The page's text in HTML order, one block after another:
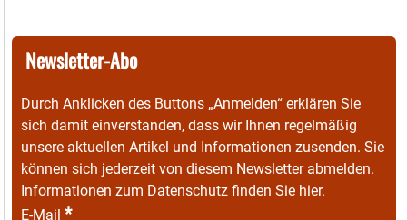
Newsletter-Abo
Durch Anklicken des Buttons „Anmelden“ erklären Sie
sich damit einverstanden, dass wir Ihnen regelmäßig
unsere aktuellen Artikel und Informationen zusenden. Sie
können sich jederzeit von diesem Newsletter abmelden.
Informationen zum Datenschutz finden Sie hier.
E-Mail *